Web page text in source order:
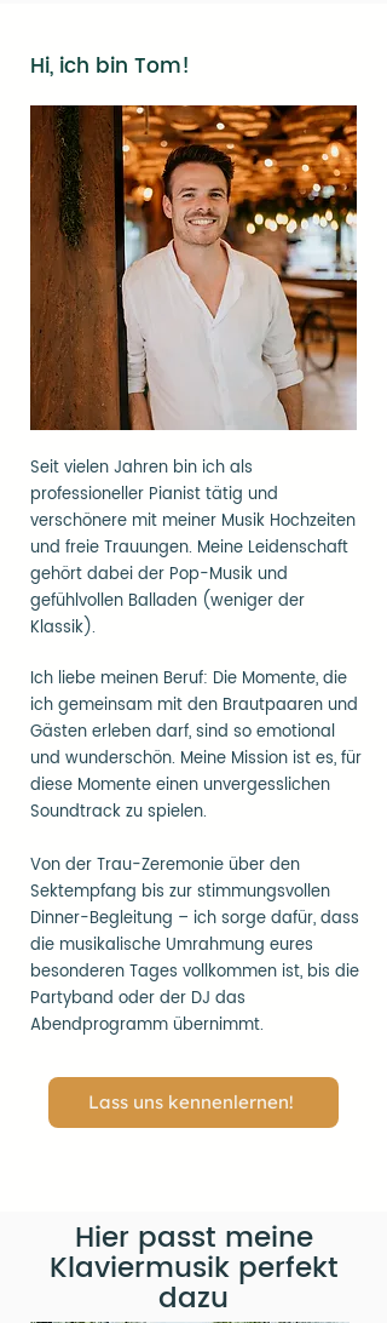
Hi, ich bin Tom!
Seit vielen Jahren bin ich als
professioneller Pianist tätig und
verschönere mit meiner Musik Hochzeiten
und freie Trauungen. Meine Leidenschaft
gehört dabei der Pop-Musik und
gefühlvollen Balladen (weniger der
Klassik).
Ich liebe meinen Beruf: Die Momente, die
ich gemeinsam mit den Brautpaaren und
Gästen erleben darf, sind so emotional
und wunderschön. Meine Mission ist es, für
diese Momente einen unvergesslichen
Soundtrack zu spielen.
Von der Trau-Zeremonie über den
Sektempfang bis zur stimmungsvollen
Dinner-Begleitung – ich sorge dafür, dass
die musikalische Umrahmung eures
besonderen Tages vollkommen ist, bis die
Partyband oder der DJ das
Abendprogramm übernimmt.
Lass uns kennenlernen!
Hier passt meine
Klaviermusik perfekt
dazu